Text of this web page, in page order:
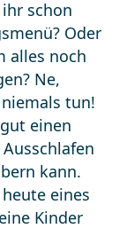
schon
Oder
alles noch
Ne,
tun!
einen
kann.
eines
Kinder